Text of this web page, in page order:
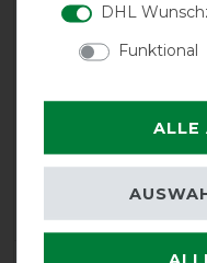
Neutral
Negative
DHL
Funktional
ALLE